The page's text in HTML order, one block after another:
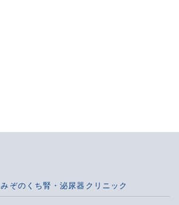
みぞのくち腎・泌尿器クリニック